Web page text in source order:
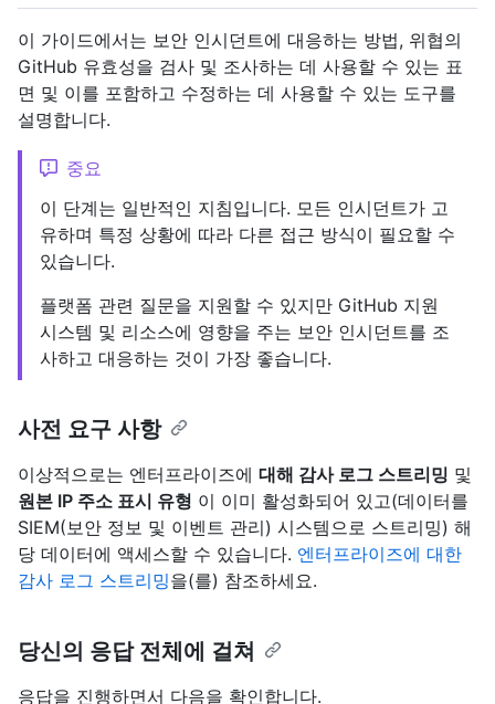
이 가이드에서는 보안 인시던트에 대응하는 방법, 위협의
GitHub 유효성을 검사 및 조사하는 데 사용할 수 있는 표
면 및 이를 포함하고 수정하는 데 사용할 수 있는 도구를
설명합니다.
중요
이 단계는 일반적인 지침입니다. 모든 인시던트가 고
유하며 특정 상황에 따라 다른 접근 방식이 필요할 수
있습니다.
플랫폼 관련 질문을 지원할 수 있지만 GitHub 지원
시스템 및 리소스에 영향을 주는 보안 인시던트를 조
사하고 대응하는 것이 가장 좋습니다.
사전 요구 사항
이상적으로는 엔터프라이즈에 대해 감사 로그 스트리밍 및
원본 IP 주소 표시 유형 이 이미 활성화되어 있고(데이터를
SIEM(보안 정보 및 이벤트 관리) 시스템으로 스트리밍) 해
당 데이터에 액세스할 수 있습니다. 엔터프라이즈에 대한
감사 로그 스트리밍을(를) 참조하세요.
당신의 응답 전체에 걸쳐
응답을 진행하면서 다음을 확인합니다.